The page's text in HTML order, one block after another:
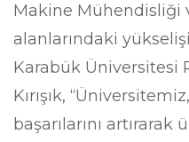
Makine Mühendisliği
alanlarındaki
Karabük Üniversitesi
Kırışık,
başarılarını